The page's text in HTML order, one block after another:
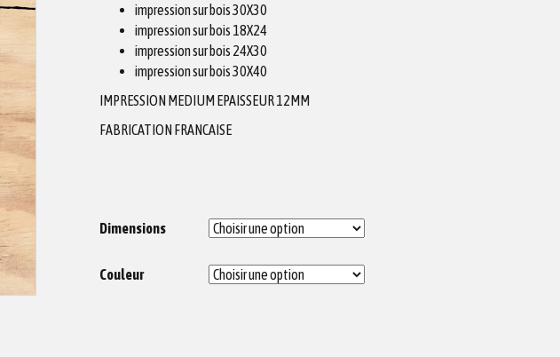
impression sur bois 30X30
impression sur bois 18X24
impression sur bois 24X30
impression sur bois 30X40
IMPRESSION MEDIUM EPAISSEUR 12MM
FABRICATION FRANCAISE
Dimensions
Couleur